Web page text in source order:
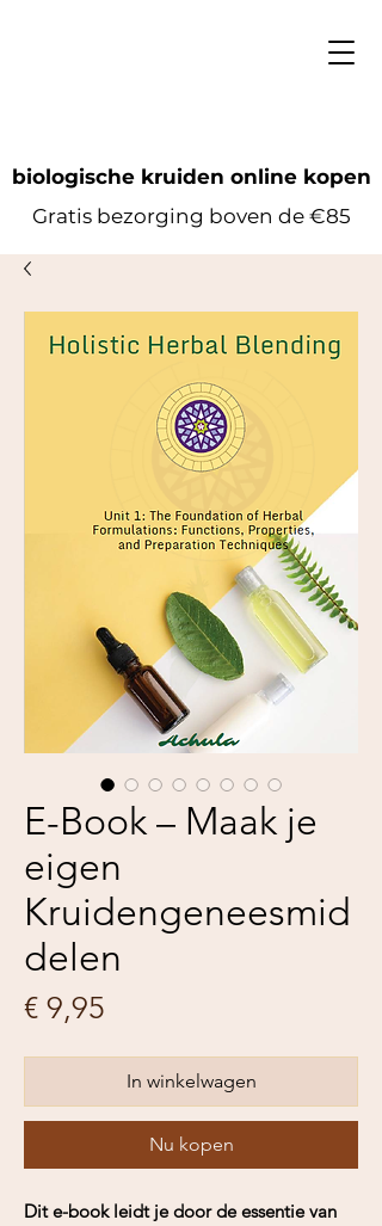
biologische kruiden online kopen
Gratis bezorging boven de €85
E-Book – Maak je
eigen
Kruidengeneesmid
delen
€ 9,95
In winkelwagen
Nu kopen
Dit e-book leidt je door de essentie van